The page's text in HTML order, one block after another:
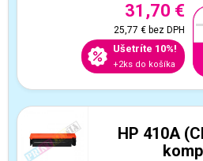
31,70 €
25,77 €bez DPH
Ušetríte 10%!
+2ks do košíka
-
HP 410A